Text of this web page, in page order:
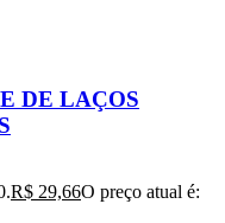
DE LAÇOS
R$ 29,66O preço atual é: